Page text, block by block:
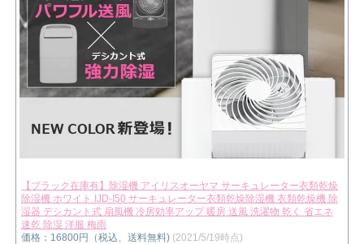
【ブラック在庫有】除湿機 アイリスオーヤマ サーキュレーター衣類乾燥
除湿機 ホワイト IJD-I50 サーキュレーター衣類乾燥除湿機 衣類乾燥機 除
湿器 デシカント式 扇風機 冷房効率アップ 暖房 送風 洗濯物 乾く 省エネ
速乾 除湿 洋服 梅雨
価格：16800円（税込、送料無料) (2021/5/19時点)